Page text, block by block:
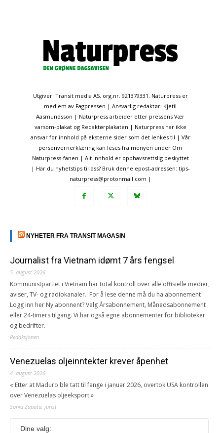
Utgiver: Transit media AS, org.nr. 921379331. Naturpress er
medlem av Fagpressen | Ansvarlig redaktør: Kjetil
Aasmundsson | Naturpress arbeider etter pressens Vær
varsom-plakat og Redaktørplakaten | Naturpress har ikke
ansvar for innhold på eksterne sider som det lenkes til | Vår
personvernerklæring kan leses fra menyen under Om
Naturpress-fanen | Alt innhold er opphavsrettslig beskyttet
| Har du nyhetstips til oss? Bruk denne epost-adressen: tips-
naturpress@protonmail.com |
NYHETER FRA TRANSIT MAGASIN
Journalist fra Vietnam idømt 7 års fengsel
5. august 2026
Kommunistpartiet i Vietnam har total kontroll over alle offisielle medier,
aviser, TV- og radiokanaler. For å lese denne må du ha abonnement
Logg inn her Ny abonnent? Velg Årsabonnement, Månedsabonnement
eller 24-timers tilgang. Vi har også egne abonnementer for biblioteker
og bedrifter.
Redaksjonen
Venezuelas oljeinntekter krever åpenhet
4. august 2026
« Etter at Maduro ble tatt til fange i januar 2026, overtok USA kontrollen
over Venezuelas oljeeksport.»
Sonia Zapata, jurist
Dine valg: